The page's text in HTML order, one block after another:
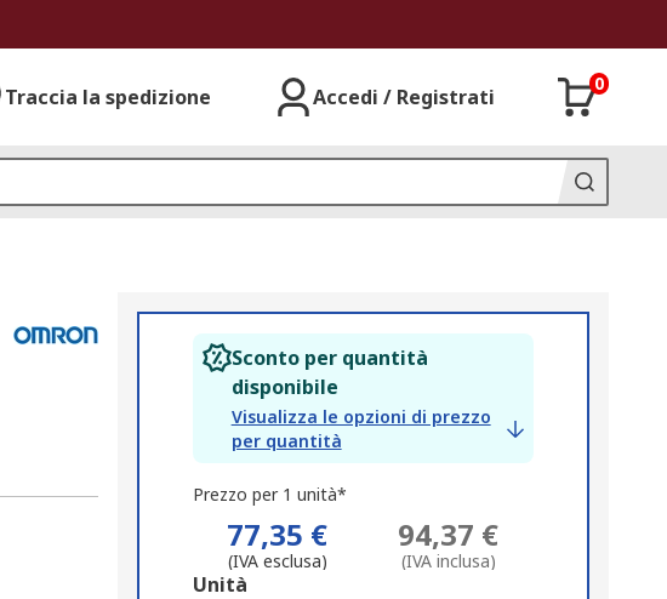
Traccia la spedizione Accedi / Registrati
0
Sconto per quantità
disponibile
Visualizza le opzioni di prezzo
per quantità
Prezzo per 1 unità*
77,35 €
(IVA esclusa)
94,37 €
(IVA inclusa)
Add
Unità